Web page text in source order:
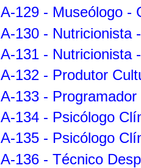
A-129 - Museólogo -
A-130 - Nutricionista
A-131 - Nutricionista
A-132 - Produtor
A-133 -
A-134 - Psicólogo
A-135 - Psicólogo
A-136 - Técnico